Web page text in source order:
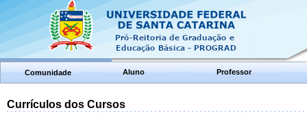
Comunidade Aluno Professor
Currículos dos Cursos